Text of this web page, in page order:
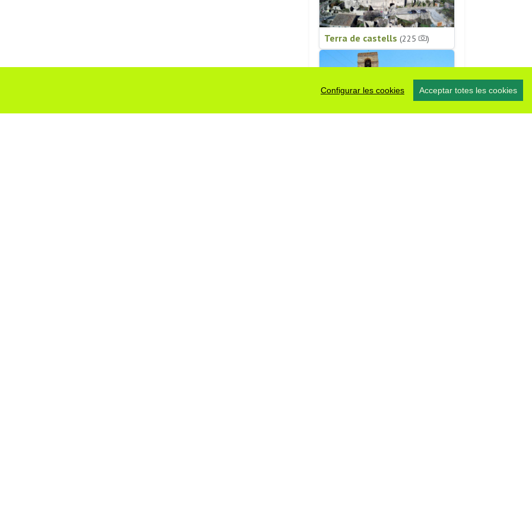
Configurar les cookies Acceptar totes les cookies
Terra de castells (225 )